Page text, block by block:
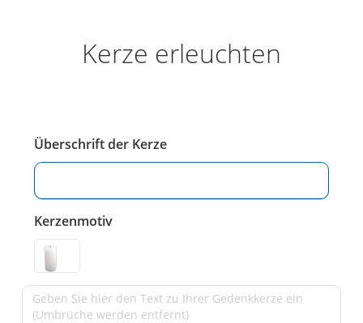
Kerze erleuchten
Überschrift der Kerze
Kerzenmotiv